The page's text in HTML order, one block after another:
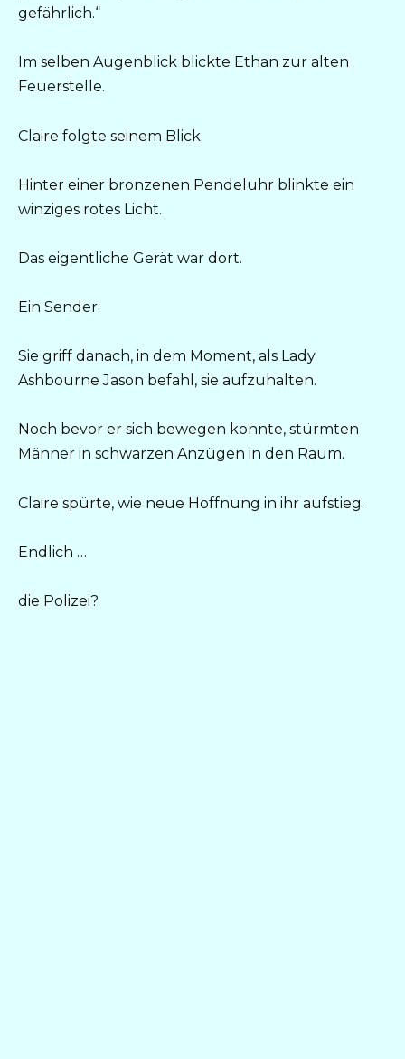
gefährlich.“
Im selben Augenblick blickte Ethan zur alten
Feuerstelle.
Claire folgte seinem Blick.
Hinter einer bronzenen Pendeluhr blinkte ein
winziges rotes Licht.
Das eigentliche Gerät war dort.
Ein Sender.
Sie griff danach, in dem Moment, als Lady
Ashbourne Jason befahl, sie aufzuhalten.
Noch bevor er sich bewegen konnte, stürmten
Männer in schwarzen Anzügen in den Raum.
Claire spürte, wie neue Hoffnung in ihr aufstieg.
Endlich …
die Polizei?